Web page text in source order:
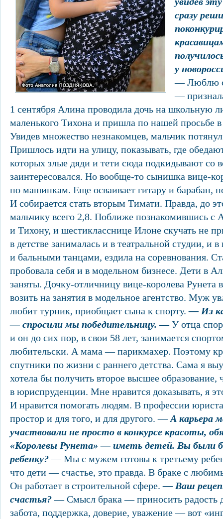
сразу
у
— Люблю
—
1 сентября Алина проводила дочь на школьную
маленького Тихона и пришла по нашей просьбе
Увидев множество незнакомцев, мальчик
Пришлось идти на улицу, показывать, где
которых злые дяди и тети сюда подкидывают со
заинтересовался. Но вообще-то сынишка вице-
по машинкам. Еще осваивает гитару и барабан,
И собирается стать вторым Тимати. Правда, до
мальчику всего 2,8. Поближе познакомившись
и Тихону, и шестикласснице Илоне скучать не
в детстве занималась и в театральной студии, и
и бальными танцами, ездила на соревнования.
пробовала себя и в модельном бизнесе. Дети в
заняты. Дочку-отличницу вице-королева Рунета
возить на занятия в модельное агентство. Муж
любит турник, приобщает сына к спорту.— Из
— спросили мы победительницу. — У отца
и он до сих пор, в свои 58 лет, занимается
любительски. А мама — парикмахер. Поэтому
спутники по жизни с раннего детства. Сама я
хотела бы получить второе высшее образование,
в юриспруденции. Мне нравится доказывать, я
И нравится помогать людям. В профессии
простор и для того, и для другого.— А карьера
участвовали не просто в конкурсе красоты,
«Королевы Рунета» — иметь детей. Вы были
ребенку?— Мы с мужем готовы к третьему
что дети — счастье, это правда. В браке с
Он работает в строительной сфере.— Ваш
счастья?— Смысл брака — приносить радость
забота, поддержка, доверие, уважение — вот